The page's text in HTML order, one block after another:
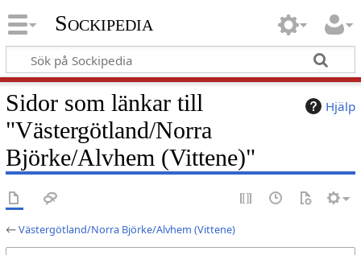
Sockipedia
Hjälp
Sidor som länkar till
"Västergötland/Norra
Björke/Alvhem (Vittene)"
←Västergötland/Norra Björke/Alvhem (Vittene)